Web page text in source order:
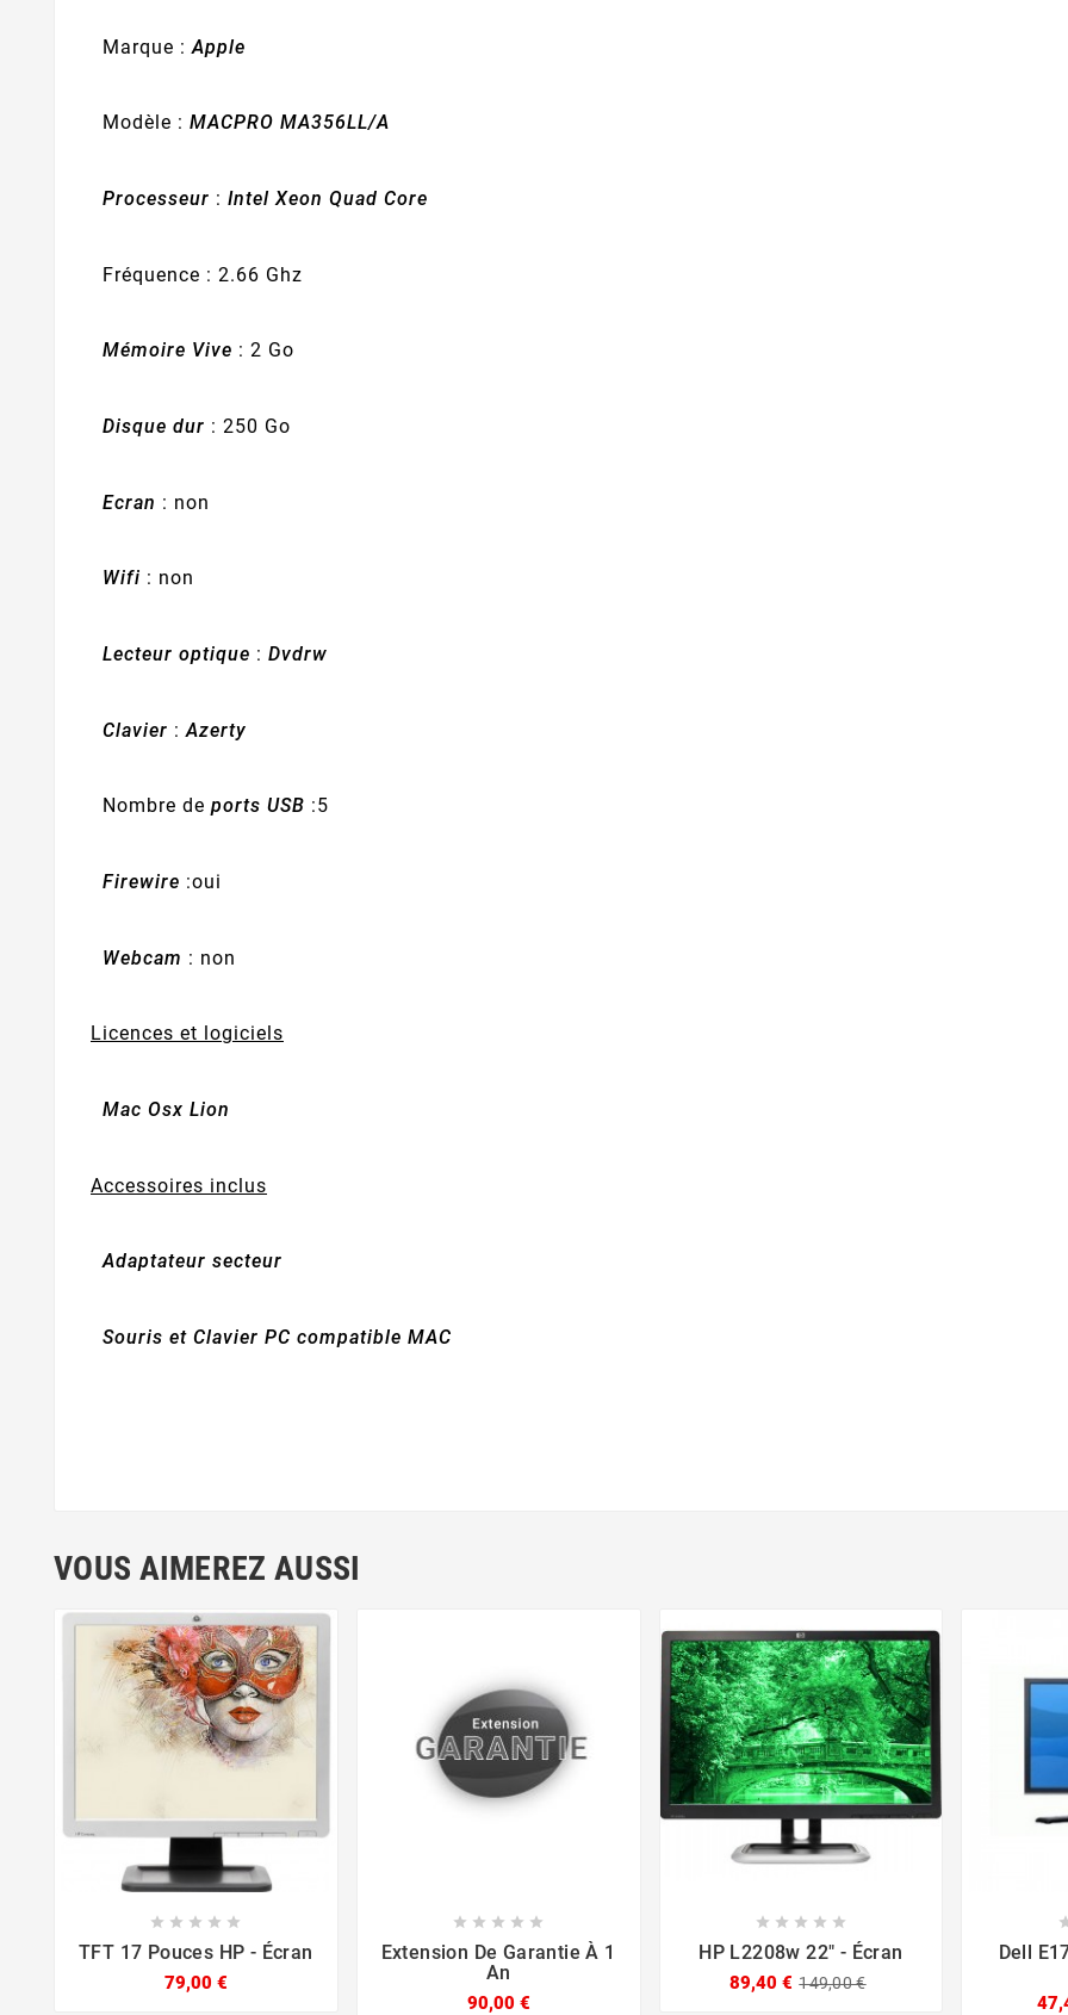
Marque : Apple
Modèle : MACPRO MA356LL/A
Processeur : Intel Xeon Quad Core
Fréquence : 2.66 Ghz
Mémoire Vive : 2 Go
Disque dur : 250 Go
Ecran : non
Wifi : non
Lecteur optique : Dvdrw
Clavier : Azerty
Nombre de ports USB :5
Firewire :oui
Webcam : non
Licences et logiciels
Mac Osx Lion
Accessoires inclus
Adaptateur secteur
Souris et Clavier PC compatible MAC
VOUS AIMEREZ AUSSI
    
TFT 17 Pouces HP - Écran
79,00 €
    
Extension De Garantie À 1
An
90,00 €

    
HP L2208w 22" - Écran
89,40 € 149,00 €
Dell